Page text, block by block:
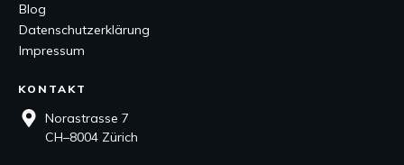
Blog
Datenschutzerklärung
Impressum
KONTAKT
Norastrasse 7
CH–8004 Zürich